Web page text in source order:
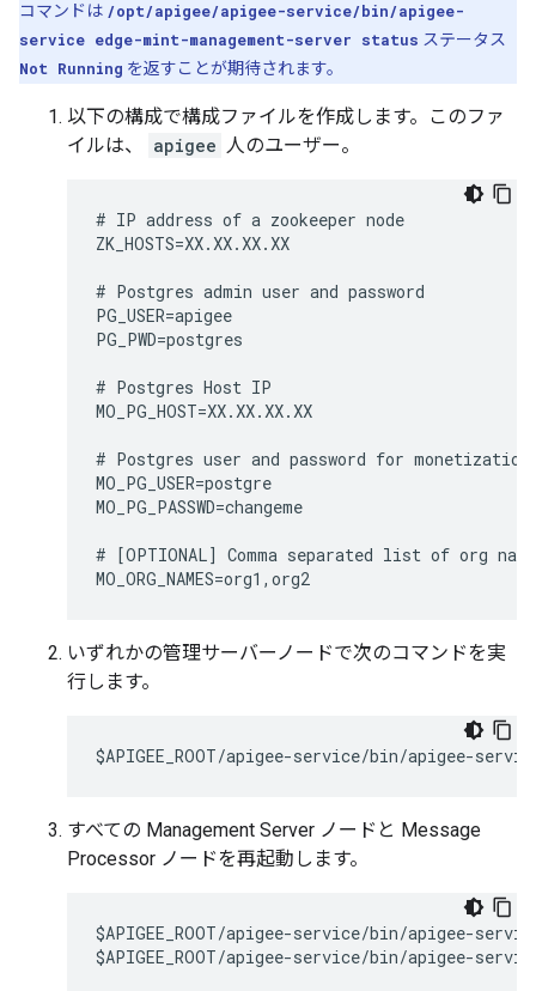
コマンドは /opt/apigee/apigee-service/bin/apigee-
service edge-mint-management-server status ステータス
Not Running を返すことが期待されます。
以下の構成で構成ファイルを作成します。このファ
イルは、
apigee 人のユーザー。
# IP address of a zookeeper node
ZK_HOSTS=XX.XX.XX.XX
# Postgres admin user and password
PG_USER=apigee
PG_PWD=postgres
# Postgres Host IP
MO_PG_HOST=XX.XX.XX.XX
# Postgres user and password for monetization
MO_PG_USER=postgre
MO_PG_PASSWD=changeme
# [OPTIONAL] Comma separated list of org
MO_ORG_NAMES=org1,org2
いずれかの管理サーバーノードで次のコマンドを実
行します。
$APIGEE_ROOT/apigee-service/bin/apigee-
すべての Management Server ノードと Message
Processor ノードを再起動します。
$APIGEE_ROOT/apigee-service/bin/apigee-
$APIGEE_ROOT/apigee-service/bin/apigee-